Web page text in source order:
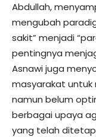
Abdullah,
mengubah
sakit” menjadi
pentingnya
Asnawi juga
masyarakat untuk
namun belum
berbagai upaya
yang telah